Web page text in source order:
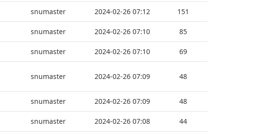
snumaster 2024-02-26 07:12 151
snumaster 2024-02-26 07:10 85
snumaster 2024-02-26 07:10 69
snumaster 2024-02-26 07:09 48
snumaster 2024-02-26 07:09 48
snumaster 2024-02-26 07:08 44